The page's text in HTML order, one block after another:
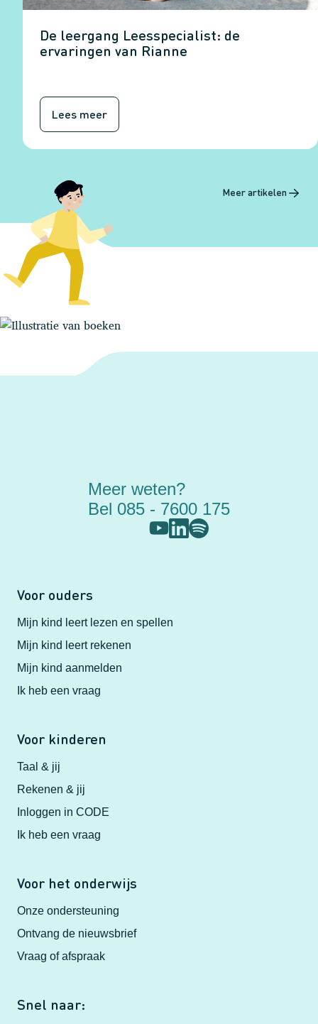
De leergang Leesspecialist: de
ervaringen van Rianne
Lees meer
Meer artikelen
Meer weten?
Bel 085 - 7600 175
Voor ouders
Mijn kind leert lezen en spellen
Mijn kind leert rekenen
Mijn kind aanmelden
Ik heb een vraag
Voor kinderen
Taal & jij
Rekenen & jij
Inloggen in CODE
Ik heb een vraag
Voor het onderwijs
Onze ondersteuning
Ontvang de nieuwsbrief
Vraag of afspraak
Snel naar: